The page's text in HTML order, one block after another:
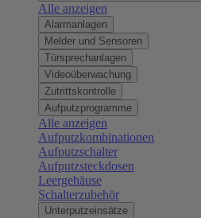
Alle anzeigen
Alarmanlagen
Melder und Sensoren
Türsprechanlagen
Videoüberwachung
Zutrittskontrolle
Aufputzprogramme
Alle anzeigen
Aufputzkombinationen
Aufputzschalter
Aufputzsteckdosen
Leergehäuse
Schalterzubehör
Unterputzeinsätze